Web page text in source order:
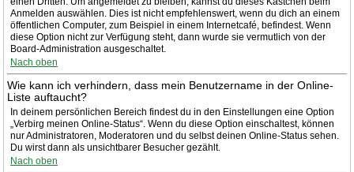
Anmelden auswählen. Dies ist nicht empfehlenswert, wenn du dich an einem
öffentlichen Computer, zum Beispiel in einem Internetcafé, befindest. Wenn
diese Option nicht zur Verfügung steht, dann wurde sie vermutlich von der
Board-Administration ausgeschaltet.
Nach oben
Wie kann ich verhindern, dass mein Benutzername in der Online-
Liste auftaucht?
In deinem persönlichen Bereich findest du in den Einstellungen eine Option
„Verbirg meinen Online-Status“. Wenn du diese Option einschaltest, können
nur Administratoren, Moderatoren und du selbst deinen Online-Status sehen.
Du wirst dann als unsichtbarer Besucher gezählt.
Nach oben